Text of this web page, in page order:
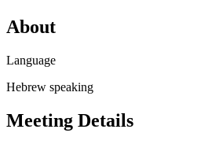
About
Language
Hebrew speaking
Meeting Details